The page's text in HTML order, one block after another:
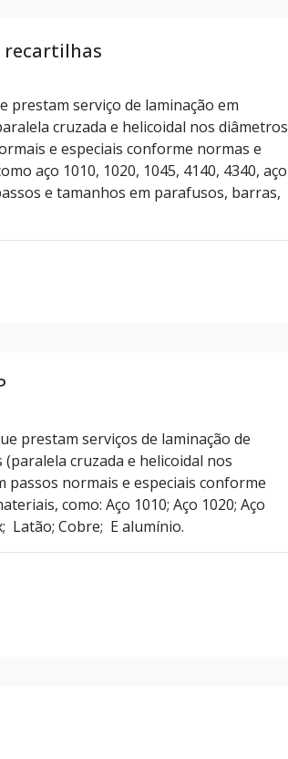
recartilhas
prestam serviço de laminação em
cruzada e helicoidal nos diâmetros
e especiais conforme normas e
aço 1010, 1020, 1045, 4140, 4340, aço
e tamanhos em parafusos, barras,
prestam serviços de laminação de
cruzada e helicoidal nos
passos normais e especiais conforme
como: Aço 1010; Aço 1020; Aço
Latão; Cobre; E alumínio.